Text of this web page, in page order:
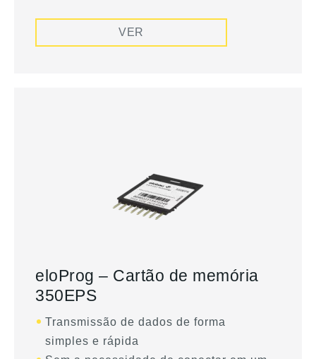
VER
eloProg – Cartão de memória
350EPS
Transmissão de dados de forma
simples e rápida